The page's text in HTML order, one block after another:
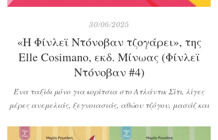
30/06/2025
«Η Φίνλεϊ Ντόνοβαν τζογάρει», της
Elle Cosimano, εκδ. Μίνωας (Φίνλεϊ
Ντόνοβαν #4)
Ένα ταξίδι μόνο για κορίτσια στο Ατλάντικ Σίτι, λίγες
μέρες ανεμελιάς, ξεγνοιασιάς, αθώου τζόγου, μασάζ και
αιχμαλώτων κι όλα αυτά με σύμπασα την κουστωδία από